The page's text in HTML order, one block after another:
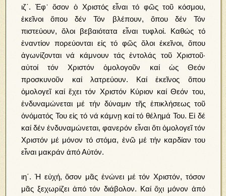
ιζ΄. Ἐφ᾿ ὅσον ὁ Χριστός εἶναι τό φῶς τοῦ κόσμου,
ἐκεῖνοι ὅπου δέν Τόν βλέπουν, ὅπου δέν Τόν
πιστεύουν, ὅλοι βεβαιότατα εἶναι τυφλοί. Καθώς τό
ἐναντίον πορεύονται εἰς τό φῶς ὅλοι ἐκεῖνοι, ὅπου
ἀγωνίζονται νά κάμνουν τάς ἐντολάς τοῦ Χριστοῦ·
αὐτοί τόν Χριστόν ὁμολογοῦν καί ὡς Θεόν
προσκυνοῦν καί λατρεύουν. Καί ἐκεῖνος ὅπου
ὁμολογεῖ καί ἔχει τόν Χριστόν Κύριον καί Θεόν του,
ἐνδυναμώνεται μέ τήν δύναμιν τῆς ἐπικλήσεως τοῦ
ὀνόματός Του εἰς τό νά κάμνῃ καί τό θέλημά Του. Εἰ δέ
καί δέν ἐνδυναμώνεται, φανερόν εἶναι ὅτι ὁμολογεῖ τόν
Χριστόν μέ μόνον τό στόμα, ἐνῶ μέ τήν καρδίαν του
εἶναι μακράν ἀπό Αὐτόν.
ιη΄. Ἡ εὐχή, ὅσον μᾶς ἑνώνει μέ τόν Χριστόν, τόσον
μᾶς ξεχωρίζει ἀπό τόν διάβολον. Καί ὄχι μόνον ἀπό